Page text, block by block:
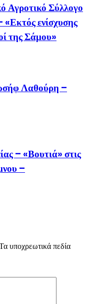
Αγροτικό Σύλλογο
«Εκτός ενίσχυσης
της Σάμου»
Λαθούρη –
– «Βουτιά» στις
–
υποχρεωτικά πεδία